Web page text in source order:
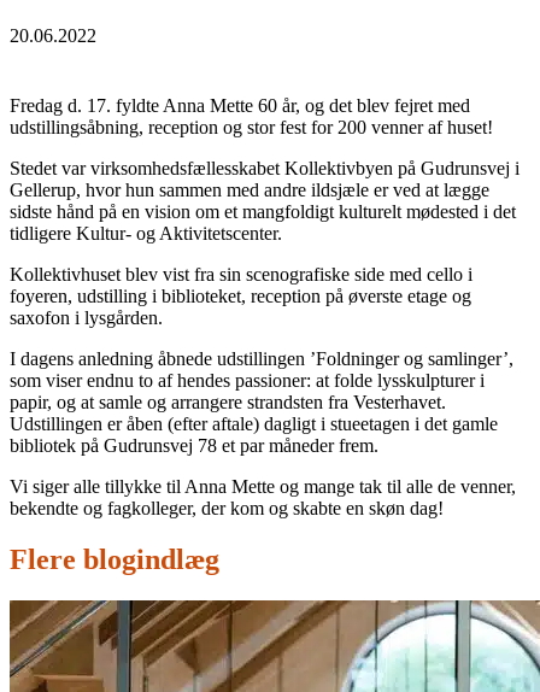
20.06.2022
Fredag d. 17. fyldte Anna Mette 60 år, og det blev fejret med
udstillingsåbning, reception og stor fest for 200 venner af huset!
Stedet var virksomhedsfællesskabet Kollektivbyen på Gudrunsvej i
Gellerup, hvor hun sammen med andre ildsjæle er ved at lægge
sidste hånd på en vision om et mangfoldigt kulturelt mødested i det
tidligere Kultur- og Aktivitetscenter.
Kollektivhuset blev vist fra sin scenografiske side med cello i
foyeren, udstilling i biblioteket, reception på øverste etage og
saxofon i lysgården.
I dagens anledning åbnede udstillingen ’Foldninger og samlinger’,
som viser endnu to af hendes passioner: at folde lysskulpturer i
papir, og at samle og arrangere strandsten fra Vesterhavet.
Udstillingen er åben (efter aftale) dagligt i stueetagen i det gamle
bibliotek på Gudrunsvej 78 et par måneder frem.
Vi siger alle tillykke til Anna Mette og mange tak til alle de venner,
bekendte og fagkolleger, der kom og skabte en skøn dag!
Flere blogindlæg